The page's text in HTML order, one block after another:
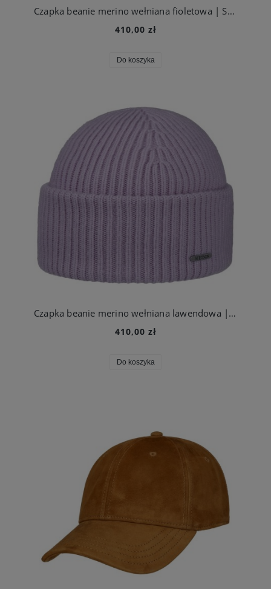
Czapka beanie merino wełniana fioletowa | Stetson
410,00 zł
Do koszyka
Czapka beanie merino wełniana lawendowa | Stetson
410,00 zł
Do koszyka